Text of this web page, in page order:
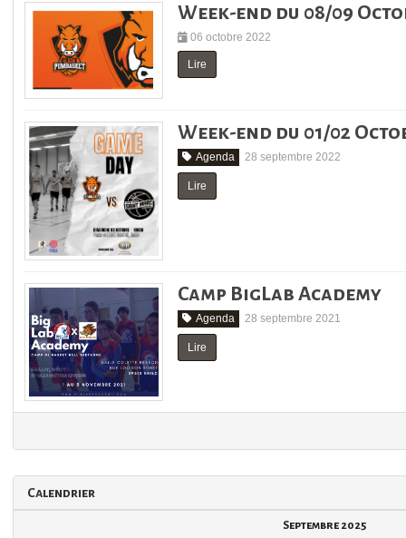
Week-end du 08/09
06 octobre 2022
Lire
Week-end du 01/02
Agenda 28 septembre 2022
Lire
Camp BigLab Academy
Agenda 28 septembre 2021
Lire
Calendrier
Septembre 2025